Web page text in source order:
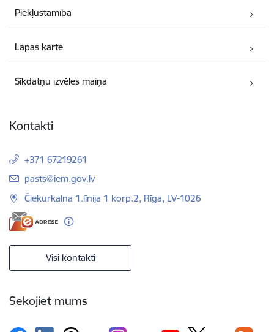
Piekļūstamība
Lapas karte
Sīkdatņu izvēles maiņa
Kontakti
+371 67219261
E-pasts:
pasts@iem.gov.lv
Čiekurkalna 1.līnija 1 korp.2, Rīga, LV-1026
Visi kontakti
Sekojiet mums